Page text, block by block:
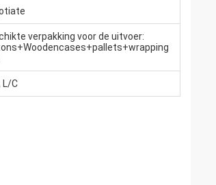
verpakking voor de uitvoer:
L/C